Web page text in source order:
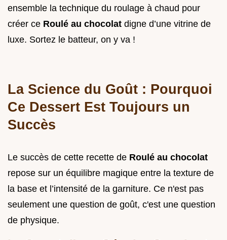
ensemble la technique du roulage à chaud pour
créer ce Roulé au chocolat digne d’une vitrine de
luxe. Sortez le batteur, on y va !
La Science du Goût : Pourquoi
Ce Dessert Est Toujours un
Succès
Le succès de cette recette de Roulé au chocolat
repose sur un équilibre magique entre la texture de
la base et l’intensité de la garniture. Ce n'est pas
seulement une question de goût, c'est une question
de physique.